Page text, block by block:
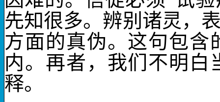
先知很多。 辨别诸灵 ，
方面的真伪。这句包含
内。再者，我们不明白
释。